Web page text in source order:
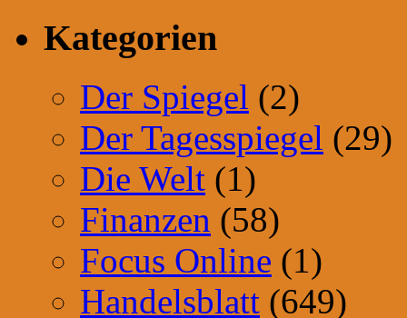
Kategorien
Der Spiegel (2)
Der Tagesspiegel (29)
Die Welt (1)
Finanzen (58)
Focus Online (1)
Handelsblatt (649)